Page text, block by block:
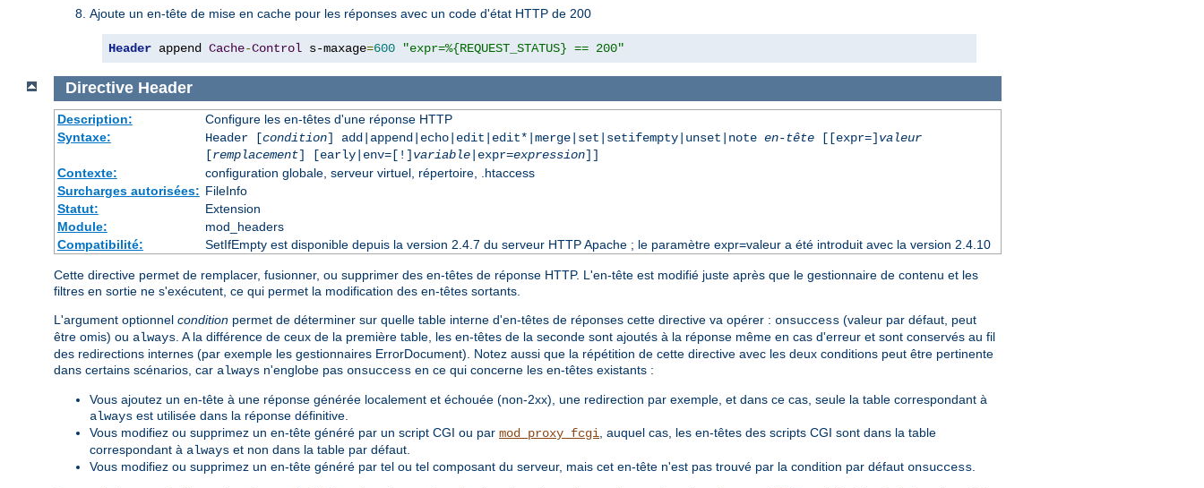
Ajoute un en-tête de mise en cache pour les réponses avec un code d'état HTTP de 200
Header append Cache-Control s-maxage=600 "expr=%{REQUEST_STATUS} == 200"
Directive Header
Description:
Configure les en-têtes d'une réponse HTTP
Syntaxe:
Header [condition] add|append|echo|edit|edit*|merge|set|setifempty|unset|note en-tête[[expr=] valeur
[remplacement] [early|env=[!] variable|expr=expression]]
Contexte:
configuration globale, serveur virtuel, répertoire, .htaccess
Surcharges autorisées: FileInfo
Statut:
Extension
Module:
mod_headers
Compatibilité:
SetIfEmpty est disponible depuis la version 2.4.7 du serveur HTTP Apache ; le paramètre expr=valeur a été introduit avec la version 2.4.10
Cette directive permet de remplacer, fusionner, ou supprimer des en-têtes de réponse HTTP. L'en-tête est modifié juste après que le gestionnaire de contenu et les
filtres en sortie ne s'exécutent, ce qui permet la modification des en-têtes sortants.
L'argument optionnel condition permet de déterminer sur quelle table interne d'en-têtes de réponses cette directive va opérer : onsuccess (valeur par défaut, peut
être omis) ou always . A la différence de ceux de la première table, les en-têtes de la seconde sont ajoutés à la réponse même en cas d'erreur et sont conservés au fil
des redirections internes (par exemple les gestionnaires ErrorDocument). Notez aussi que la répétition de cette directive avec les deux conditions peut être pertinente
dans certains scénarios, car always n'englobe pas onsuccess en ce qui concerne les en-têtes existants :
Vous ajoutez un en-tête à une réponse générée localement et échouée (non-2xx), une redirection par exemple, et dans ce cas, seule la table correspondant à
always est utilisée dans la réponse définitive.
Vous modifiez ou supprimez un en-tête généré par un script CGI ou par mod_proxy_fcgi , auquel cas, les en-têtes des scripts CGI sont dans la table
correspondant à always et non dans la table par défaut.
Vous modifiez ou supprimez un en-tête généré par tel ou tel composant du serveur, mais cet en-tête n'est pas trouvé par la condition par défaut onsuccess